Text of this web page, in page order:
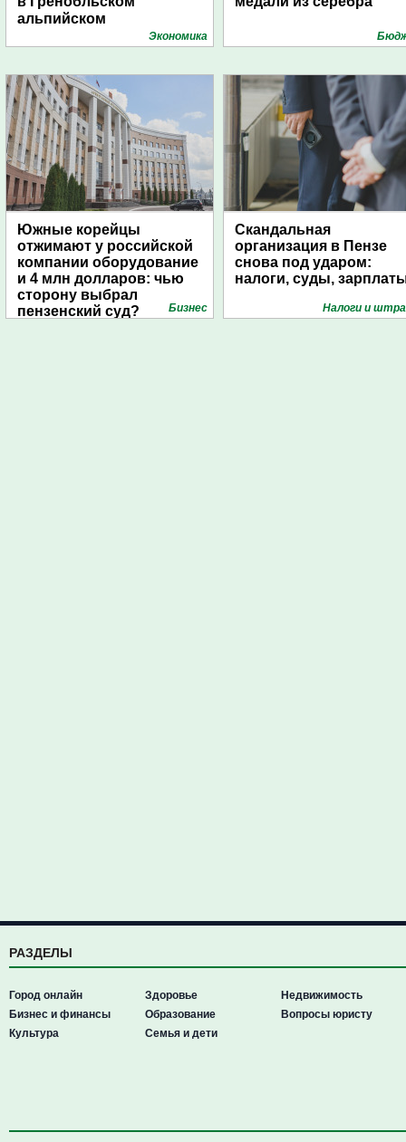
альпийском
Экономика
Южные корейцы
отжимают у российской
компании оборудование
и 4 млн долларов: чью
сторону выбрал
пензенский суд?
Бизнес
Скандальная
организация в Пензе
снова под ударом:
налоги, суды,
Налоги и
РАЗДЕЛЫ
Город онлайн
Бизнес и финансы
Культура
Здоровье
Образование
Семья и дети
Недвижимость
Вопросы юристу